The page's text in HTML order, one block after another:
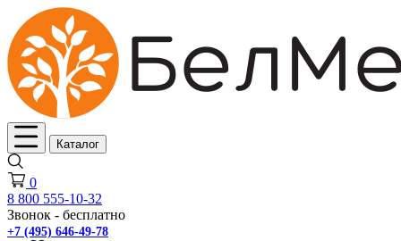
Каталог
0
8 800 555-10-32
Звонок - бесплатно
+7 (495) 646-49-78